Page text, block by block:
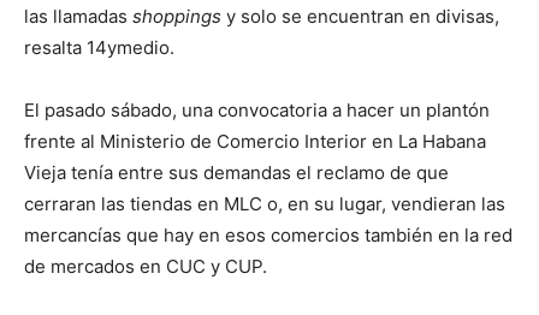
las llamadas shoppings y solo se encuentran en divisas,
resalta 14ymedio.
El pasado sábado, una convocatoria a hacer un plantón
frente al Ministerio de Comercio Interior en La Habana
Vieja tenía entre sus demandas el reclamo de que
cerraran las tiendas en MLC o, en su lugar, vendieran las
mercancías que hay en esos comercios también en la red
de mercados en CUC y CUP.